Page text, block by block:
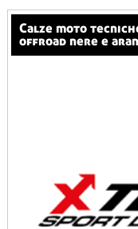
calze moto tecniche sportive invernali compression
offroad nere e